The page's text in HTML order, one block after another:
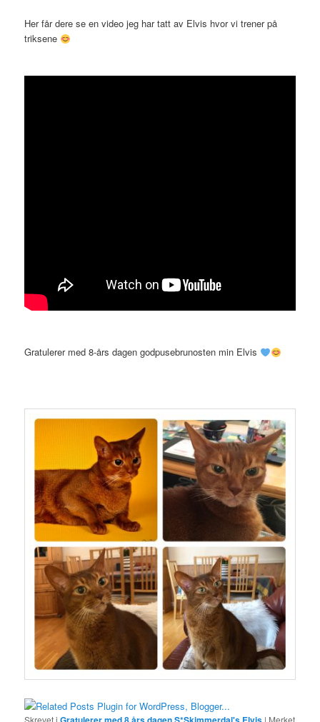
Her får dere se en video jeg har tatt av Elvis hvor vi trener på
triksene
Gratulerer med 8-års dagen godpusebrunosten min Elvis
Skrevet i | Merket